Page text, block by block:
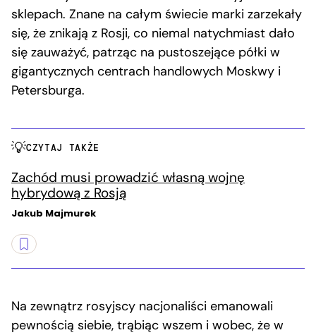
sklepach. Znane na całym świecie marki zarzekały
się, że znikają z Rosji, co niemal natychmiast dało
się zauważyć, patrząc na pustoszejące półki w
gigantycznych centrach handlowych Moskwy i
Petersburga.
CZYTAJ TAKŻE
Zachód musi prowadzić własną wojnę
hybrydową z Rosją
Jakub Majmurek
Na zewnątrz rosyjscy nacjonaliści emanowali
pewnością siebie, trąbiąc wszem i wobec, że w